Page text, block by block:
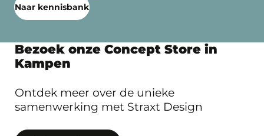
Naar kennisbank
Bezoek onze Concept Store in
Kampen
Ontdek meer over de unieke
samenwerking met Straxt Design